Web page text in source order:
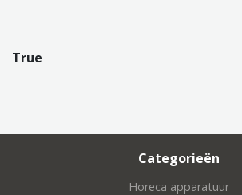
True
Categorieën
Horeca apparatuur